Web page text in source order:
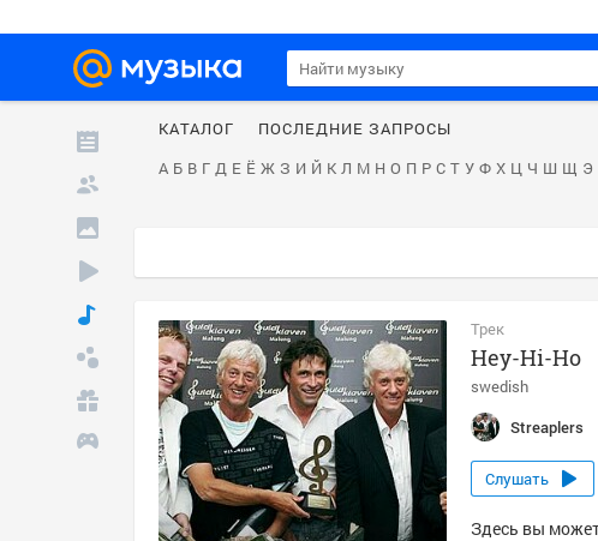
КАТАЛОГ
ПОСЛЕДНИЕ ЗАПРОСЫ
А Б В Г Д Е Ё Ж З И Й К Л М Н О П Р С Т У Ф Х Ц Ч Ш Щ Э
Трек
Hey-Hi-Ho
swedish
Streaplers
Слушать
Здесь вы